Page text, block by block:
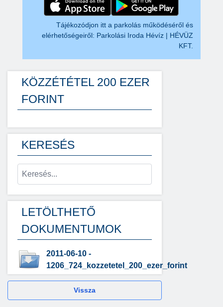
Tájékozódjon itt a parkolás működéséről és
elérhetőségeiről: Parkolási Iroda Hévíz | HÉVÜZ
KFT.
KÖZZÉTÉTEL 200 EZER
FORINT
KERESÉS
LETÖLTHETŐ
DOKUMENTUMOK
2011-06-10 -
1206_724_kozzetetel_200_ezer_forint
Vissza